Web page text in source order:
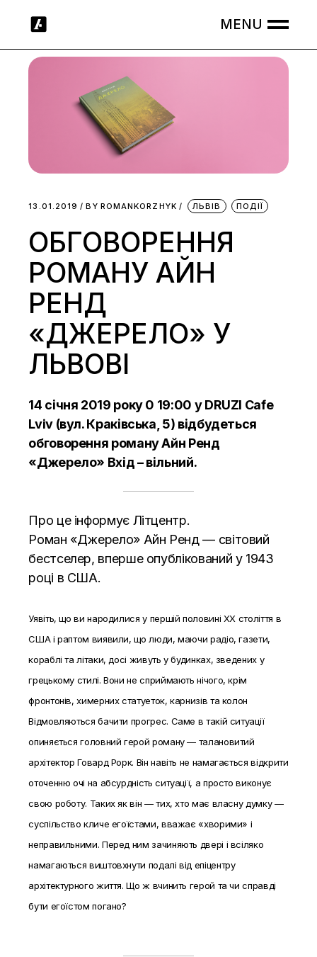
13.01.2019 BY ROMANKORZHYK ЛЬВІВ ПОДІЇ
ОБГОВОРЕННЯ
РОМАНУ АЙН
РЕНД
«ДЖЕРЕЛО» У
ЛЬВОВІ
14 січня 2019 року 0 19:00 у DRUZI Cafe
Lviv (вул. Краківська, 5) відбудеться
обговорення роману Айн Ренд
«Джерело» Вхід – вільний.
Про це інформує Літцентр.
Роман «Джерело» Айн Ренд — світовий
бестселер, вперше опублікований у 1943
році в США.
Уявіть, що ви народилися у першій половині ХХ століття в
США і раптом виявили, що люди, маючи радіо, газети,
кораблі та літаки, досі живуть у будинках, зведених у
грецькому стилі. Вони не сприймають нічого, крім
фронтонів, химерних статуеток, карнизів та колон
Відмовляються бачити прогрес. Саме в такій ситуації
опиняється головний герой роману — талановитий
архітектор Говард Рорк. Він навіть не намагається відкрити
оточенню очі на абсурдність ситуації, а просто виконує
свою роботу. Таких як він — тих, хто має власну думку —
суспільство кличе егоїстами, вважає «хворими» і
неправильними. Перед ним зачиняють двері і всіляко
намагаються виштовхнути подалі від епіцентру
архітектурного життя. Що ж вчинить герой та чи справді
бути егоїстом погано?